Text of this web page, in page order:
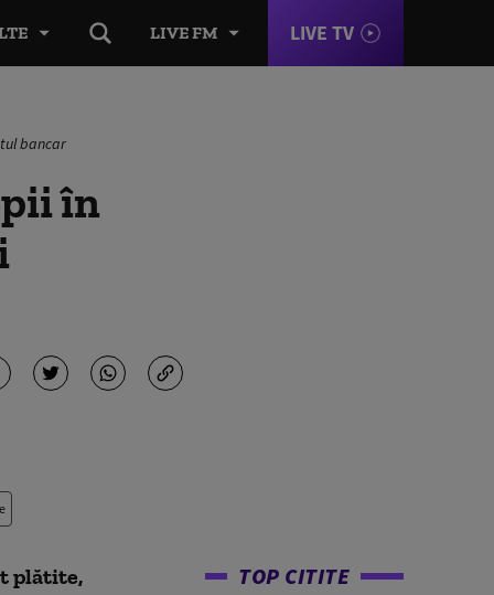
LIVE FM LIVE TV
bancar
în
plătite,
TOP CITITE